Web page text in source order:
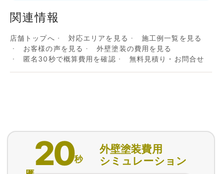
関連情報
店舗トップへ 対応エリアを見る
施工例一覧を見る
お客様の声を見る
外壁塗装の費用を見る
匿名30秒で概算費用を確認
無料見積り・お問合せ
20秒
外壁塗装費用
シミュレーション